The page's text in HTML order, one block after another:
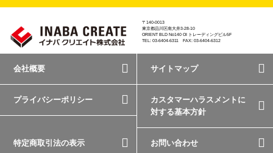
〒140-0013
東京都品川区南大井3-28-10
ORIENT BLD No140 OI トレーディングビル5F
TEL: 03-6404-6311 FAX: 03-6404-6312
会社概要 サイトマップ
プライバシーポリシー
カスタマーハラスメントに
対する基本方針
特定商取引法の表示 お問い合わせ